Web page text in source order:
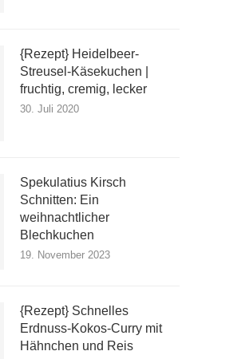
{Rezept} Heidelbeer-
Streusel-Käsekuchen |
fruchtig, cremig, lecker
30. Juli 2020
Spekulatius Kirsch
Schnitten: Ein
weihnachtlicher
Blechkuchen
19. November 2023
{Rezept} Schnelles
Erdnuss-Kokos-Curry mit
Hähnchen und Reis